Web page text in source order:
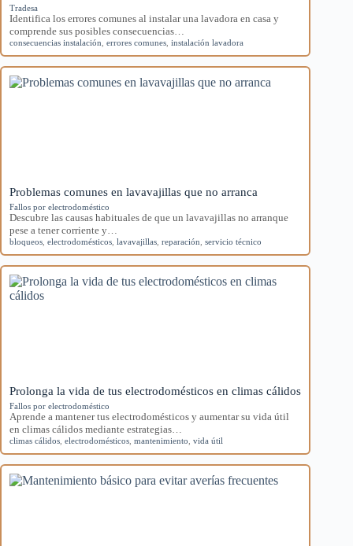
Tradesa
Identifica los errores comunes al instalar una lavadora en casa y
comprende sus posibles consecuencias…
consecuencias instalación errores comunes instalación lavadora
Problemas comunes en lavavajillas que no arranca
Fallos por electrodoméstico
Descubre las causas habituales de que un lavavajillas no arranque
pese a tener corriente y…
bloqueos electrodomésticos lavavajillas reparación servicio técnico
Prolonga la vida de tus electrodomésticos en climas cálidos
Fallos por electrodoméstico
Aprende a mantener tus electrodomésticos y aumentar su vida útil
en climas cálidos mediante estrategias…
climas cálidos electrodomésticos mantenimiento vida útil